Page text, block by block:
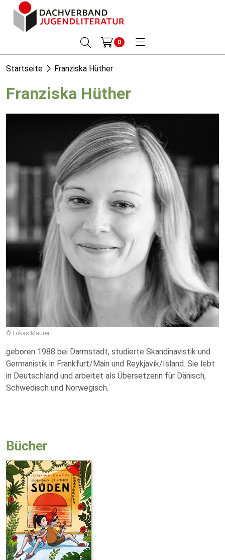
0
Startseite Franziska Hüther
Franziska Hüther
© Lukas Maurer
geboren 1988 bei Darmstadt, studierte Skandinavistik und
Germanistik in Frankfurt/Main und Reykjavík/Island. Sie lebt
in Deutschland und arbeitet als Übersetzerin für Dänisch,
Schwedisch und Norwegisch.
Bücher